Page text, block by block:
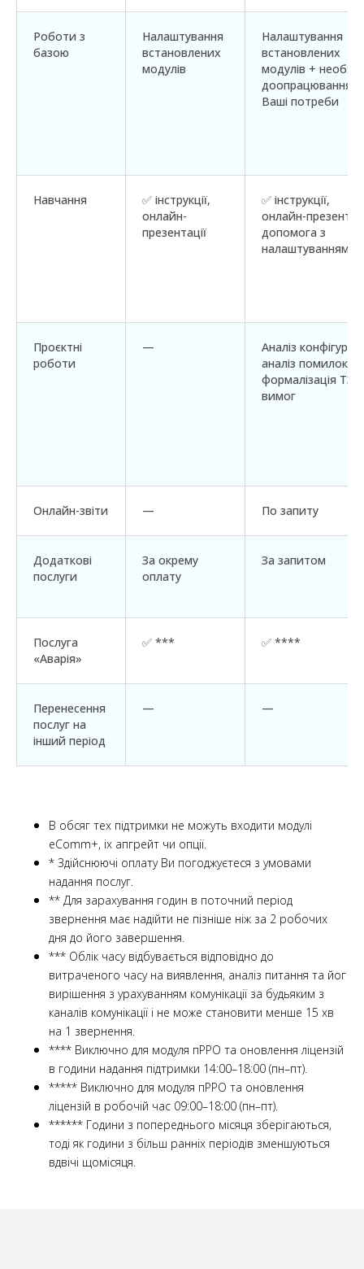
Роботи з
базою
Налаштування
встановлених
модулів
Налаштування
встановлених
модулів +
доопрацювання
Ваші потреби
Навчання
✅ інструкції,
онлайн-
презентації
✅ інструкції,
онлайн-
допомога з
налаштуванням
Проєктні
роботи
—
Аналіз
аналіз помилок,
формалізація ТЗ
вимог
Онлайн-звіти — По запиту
Додаткові
послуги
За окрему
оплату
За запитом
Послуга
«Аварія»
✅ *** ✅ ****
Перенесення
послуг на
інший період
— —
В обсяг тех підтримки не можуть входити модулі
eComm+, іх апгрейт чи опції.
* Здійснюючі оплату Ви погоджуєтеся з умовами
надання послуг.
** Для зарахування годин в поточний період
звернення має надійти не пізніше ніж за 2 робочих
дня до його завершення.
*** Облік часу відбувається відповідно до
витраченого часу на виявлення, аналіз питання та йог
вирішення з урахуванням комунікації за будьяким з
каналів комунікації і не може становити менше 15 хв
на 1 звернення.
**** Виключно для модуля пРРО та оновлення ліцензій
в години надання підтримки 14:00–18:00 (пн–пт).
***** Виключно для модуля пРРО та оновлення
ліцензій в робочій час 09:00–18:00 (пн–пт).
****** Години з попереднього місяця зберігаються,
тоді як години з більш ранніх періодів зменшуються
вдвічі щомісяця.